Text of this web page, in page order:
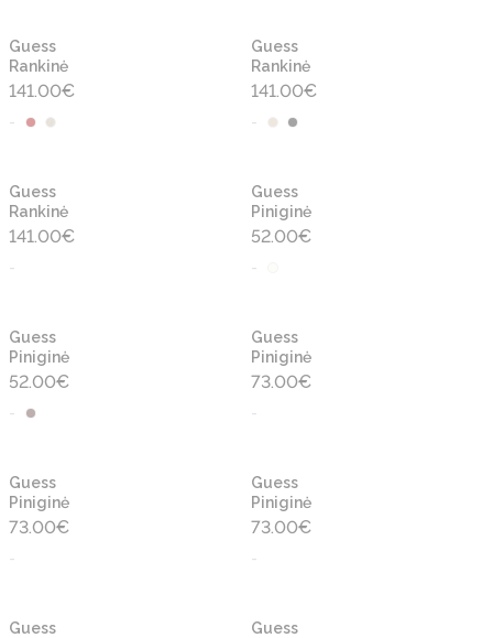
Guess
Rankinė
141.00€
-
Guess
Rankinė
141.00€
-
Guess
Rankinė
141.00€
-
Guess
Piniginė
52.00€
-
Guess
Piniginė
52.00€
-
Guess
Piniginė
73.00€
-
Guess
Piniginė
73.00€
-
Guess
Piniginė
73.00€
-
Guess
Guess